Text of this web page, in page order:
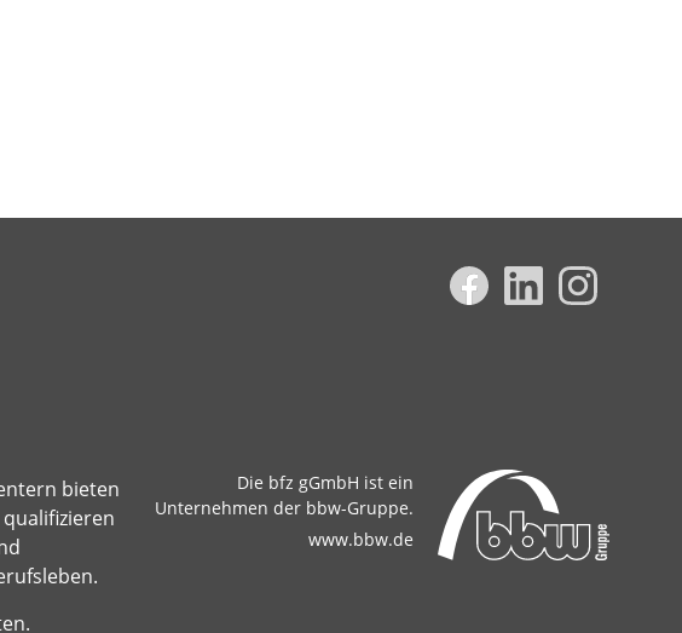
bieten
Die bfz gGmbH ist ein
Unternehmen der bbw-Gruppe.
www.bbw.de